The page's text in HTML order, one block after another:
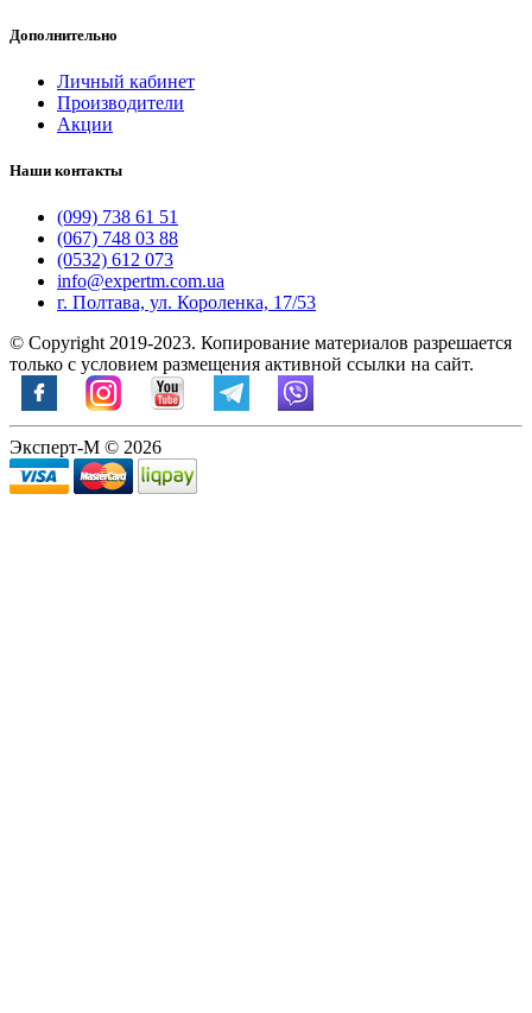
Дополнительно
Личный кабинет
Производители
Акции
Наши контакты
(099) 738 61 51
(067) 748 03 88
(0532) 612 073
info@expertm.com.ua
г. Полтава, ул. Короленка, 17/53
© Copyright 2019-2023. Копирование материалов разрешается
только с условием размещения активной ссылки на сайт.
Эксперт-М © 2026